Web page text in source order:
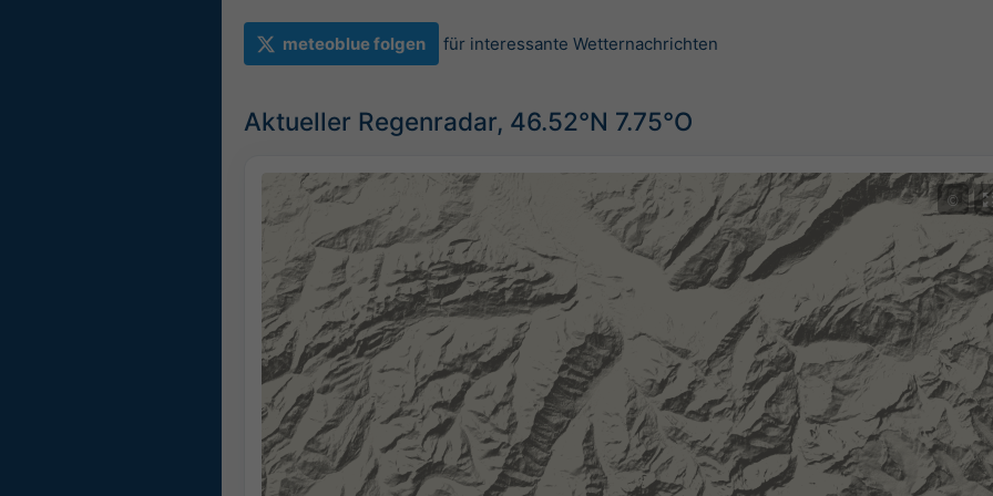
meteoblue folgen für interessante Wetternachrichten
Aktueller Regenradar, 46.52°N 7.75°O
©